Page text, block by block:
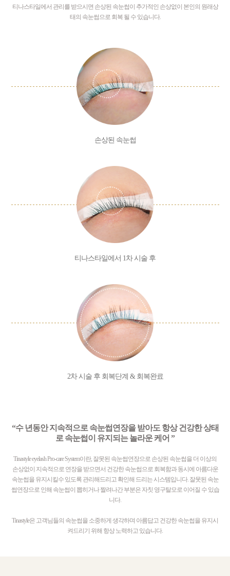
티나스타일에서 관리를 받으시면 손상된 속눈썹이 추가적인 손상없이 본인의 원래상
태의 속눈썹으로 회복 될 수 있습니다.
손상된 속눈썹
티나스타일에서 1차 시술 후
2차 시술 후 회복단계 & 회복완료
“수 년동안 지속적으로 속눈썹연장을 받아도 항상 건강한 상태
로 속눈썹이 유지되는 놀라운 케어 ”
Tinastyle eyelash Pro-care System이란, 잘못된 속눈썹연장으로 손상된 속눈썹을 더 이상의
손상없이 지속적으로 연장을 받으면서 건강한 속눈썹으로 회복함과 동시에 아름다운
속눈썹을 유지시킬수 있도록 관리해드리고 확인해 드리는 시스템입니다. 잘못된 속눈
썹연장으로 인해 속눈썹이 뽑히거나 짤려나간 부분은 자칫 영구탈모로 이어질 수 있습
니다.
Tinastyle은 고객님들의 속눈썹을 소중하게 생각하며 아름답고 건강한 속눈썹을 유지시
켜드리기 위해 항상 노력하고 있습니다.